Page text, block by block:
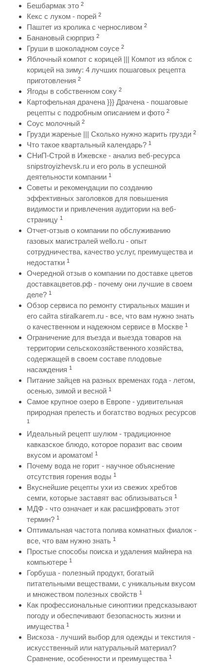
Бешбармак это 2
Кекс с луком - порей 2
Паштет из кролика с черносливом 2
Банановый сюрприз 2
Груши в шоколадном соусе 2
Яблочный компот с корицей ||| Компот из яблок с
корицей на зиму: 4 лучших пошаговых рецепта
приготовления 2
Ягоды в собственном соку 2
Картофельная драчена }}} Драчена - пошаговые
рецепты с подробным описанием и фото 2
Соус молочный 2
Грузди жареные ||| Сколько нужно жарить грузди 2
Что такое квартальный календарь? 1
СНиП-Строй в Ижевске - анализ веб-ресурса
snipstroyizhevsk.ru и его роль в успешной
деятельности компании 1
Советы и рекомендации по созданию
эффективных заголовков для повышения
видимости и привлечения аудитории на веб-
страницу 1
Отчет-отзыв о компании по обслуживанию
газовых магистралей wello.ru - опыт
сотрудничества, качество услуг, преимущества и
недостатки 1
Очередной отзыв о компании по доставке цветов
доставкацветов.рф - почему они лучшие в своем
деле? 1
Обзор сервиса по ремонту стиральных машин и
его сайта stiralkarem.ru - все, что вам нужно знать
о качественном и надежном сервисе в Москве 1
Ограничение для въезда и выезда товаров на
территории сельскохозяйственного хозяйства,
содержащей в своем составе плодовые
насаждения 1
Питание зайцев на разных временах года - летом,
осенью, зимой и весной 1
Самое крупное озеро в Европе - удивительная
природная прелесть и богатство водных ресурсов
1
Идеальный рецепт шулюм - традиционное
кавказское блюдо, которое поразит вас своим
вкусом и ароматом! 1
Почему вода не горит - научное объяснение
отсутствия горения воды 1
Вкуснейшие рецепты ухи из свежих хребтов
семги, которые заставят вас облизываться 1
МДФ - что означает и как расшифровать этот
термин? 1
Оптимальная частота полива комнатных фиалок -
все, что вам нужно знать 1
Простые способы поиска и удаления майнера на
компьютере 1
Горбуша - полезный продукт, богатый
питательными веществами, с уникальным вкусом
и множеством полезных свойств 1
Как профессиональные синоптики предсказывают
погоду и обеспечивают безопасность жизни и
имущества 1
Вискоза - лучший выбор для одежды и текстиля -
искусственный или натуральный материал?
Сравнение, особенности и преимущества 1